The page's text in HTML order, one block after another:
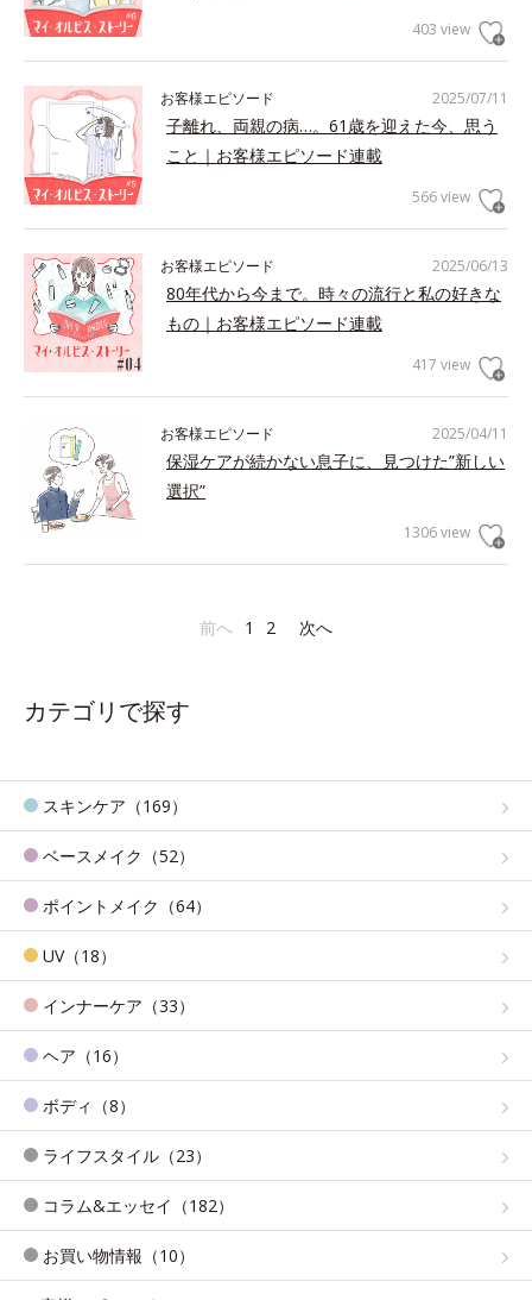
403 view
2025/07/11
お客様エピソード
子離れ、両親の病…。61歳を迎えた今、思う
こと｜お客様エピソード連載
566 view
2025/06/13
お客様エピソード
80年代から今まで。時々の流行と私の好きな
もの｜お客様エピソード連載
417 view
2025/04/11
お客様エピソード
保湿ケアが続かない息子に、見つけた”新しい
選択”
1306 view
前へ 1 2 次へ
カテゴリで探す
スキンケア（169）
ベースメイク（52）
ポイントメイク（64）
UV（18）
インナーケア（33）
ヘア（16）
ボディ（8）
ライフスタイル（23）
コラム&エッセイ（182）
お買い物情報（10）